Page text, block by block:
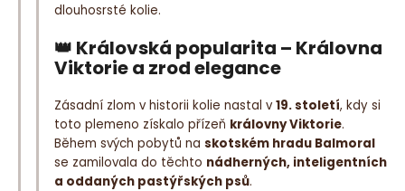
dlouhosrsté kolie.
👑 Královská popularita – Královna
Viktorie a zrod elegance
Zásadní zlom v historii kolie nastal v19. století, kdy si
toto plemeno získalo přízeň královny Viktorie.
Během svých pobytů na skotském hradu Balmoral
se zamilovala do těchto nádherných, inteligentních
a oddaných pastýřských psů.